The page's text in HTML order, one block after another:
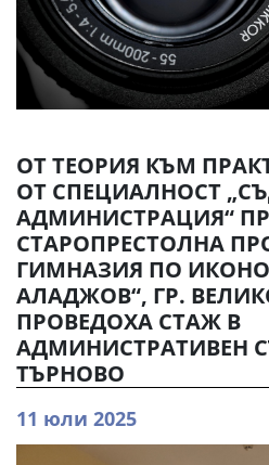
ОТ ТЕОРИЯ КЪМ
ОТ СПЕЦИАЛНОСТ
АДМИНИСТРАЦИЯ“
СТАРОПРЕСТОЛНА
ГИМНАЗИЯ ПО
АЛАДЖОВ“, ГР.
ПРОВЕДОХА СТАЖ В
АДМИНИСТРАТИВЕН
ТЪРНОВО
11 юли 2025